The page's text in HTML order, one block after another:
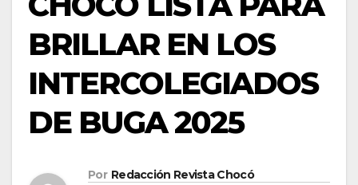
BRILLAR EN LOS
INTERCOLEGIADOS
DE BUGA 2025
Por Redacción Revista Chocó